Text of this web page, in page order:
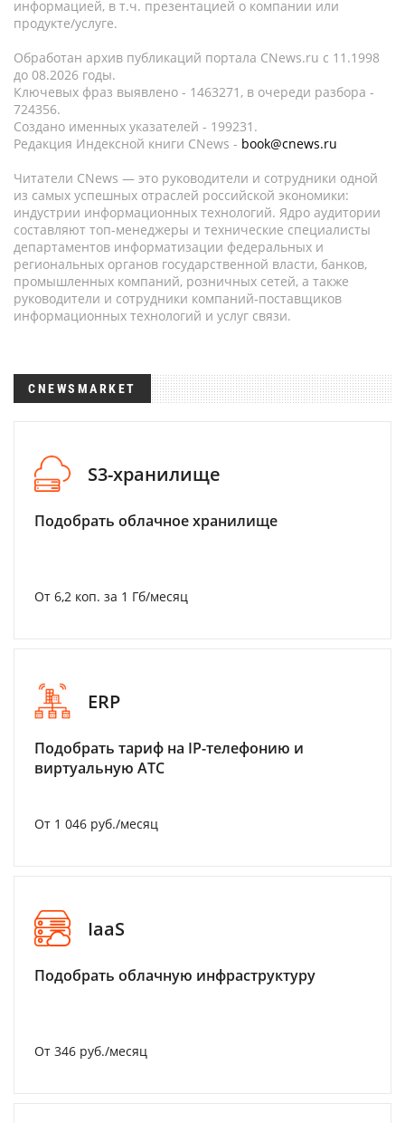
информацией, в т.ч. презентацией о компании или
продукте/услуге.
Обработан архив публикаций портала CNews.ru c 11.1998
до 08.2026 годы.
Ключевых фраз выявлено - 1463271, в очереди разбора -
724356.
Создано именных указателей - 199231.
Редакция Индексной книги CNews - book@cnews.ru
Читатели CNews — это руководители и сотрудники одной
из самых успешных отраслей российской экономики:
индустрии информационных технологий. Ядро аудитории
составляют топ-менеджеры и технические специалисты
департаментов информатизации федеральных и
региональных органов государственной власти, банков,
промышленных компаний, розничных сетей, а также
руководители и сотрудники компаний-поставщиков
информационных технологий и услуг связи.
CNEWSMARKET
S3-хранилище
Подобрать облачное хранилище
От 6,2 коп. за 1 Гб/месяц
ERP
Подобрать тариф на IP-телефонию и
виртуальную АТС
От 1 046 руб./месяц
IaaS
Подобрать облачную инфраструктуру
От 346 руб./месяц